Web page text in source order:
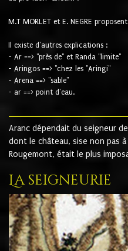
M.T MORLET et E. NEGRE
Il existe d'autres explications :
- Ar ==> "près de" et Randa "limite"
- Aringos ==> "chez les "Aringi"
- Arena ==> "sable"
- ar ==> point d'eau.
Aranc dépendait du seigneur
dont le château, sise non pas à
Rougemont, était le plus
La seigneurie